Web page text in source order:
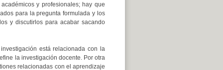
y profesionales; hay que
para la pregunta formulada y los
y discutirlos para acabar sacando
está relacionada con la
la investigación docente. Por otra
relacionadas con el aprendizaje